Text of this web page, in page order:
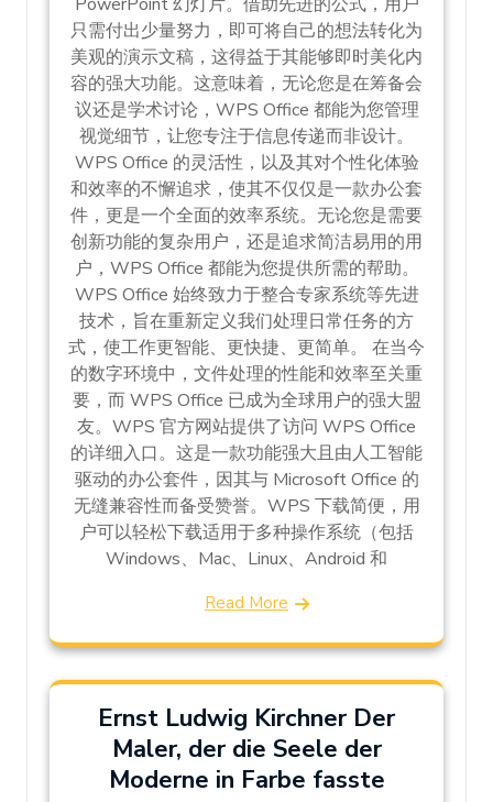
只需付出少量努力，即可将自己的想法转化为
美观的演示文稿，这得益于其能够即时美化内
容的强大功能。这意味着，无论您是在筹备会
议还是学术讨论，WPS Office 都能为您管理
视觉细节，让您专注于信息传递而非设计。
WPS Office 的灵活性，以及其对个性化体验
和效率的不懈追求，使其不仅仅是一款办公套
件，更是一个全面的效率系统。无论您是需要
创新功能的复杂用户，还是追求简洁易用的用
户，WPS Office 都能为您提供所需的帮助。
WPS Office 始终致力于整合专家系统等先进
技术，旨在重新定义我们处理日常任务的方
式，使工作更智能、更快捷、更简单。 在当今
的数字环境中，文件处理的性能和效率至关重
要，而 WPS Office 已成为全球用户的强大盟
友。WPS 官方网站提供了访问 WPS Office
的详细入口。这是一款功能强大且由人工智能
驱动的办公套件，因其与 Microsoft Office 的
无缝兼容性而备受赞誉。WPS 下载简便，用
户可以轻松下载适用于多种操作系统（包括
Windows、Mac、Linux、Android 和
Read More
Ernst Ludwig Kirchner Der
Maler, der die Seele der
Moderne in Farbe fasste